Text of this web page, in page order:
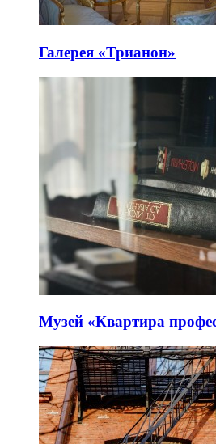
Галерея «Трианон»
Музей «Квартира